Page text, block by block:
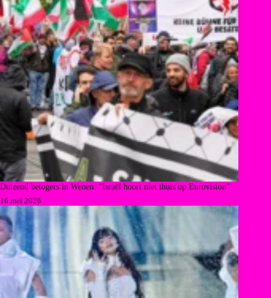
Duizend betogers in Wenen: “Israël hoort niet thuis op Eurovision”
16 mei 2026